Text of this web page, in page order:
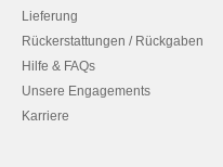
Lieferung
Rückerstattungen / Rückgaben
Hilfe & FAQs
Unsere Engagements
Karriere